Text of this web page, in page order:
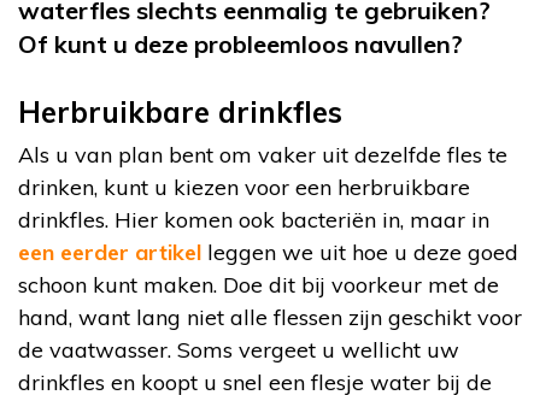
waterfles slechts eenmalig te gebruiken?
Of kunt u deze probleemloos navullen?
Herbruikbare drinkfles
Als u van plan bent om vaker uit dezelfde fles te
drinken, kunt u kiezen voor een herbruikbare
drinkfles. Hier komen ook bacteriën in, maar in
een eerder artikel leggen we uit hoe u deze goed
schoon kunt maken. Doe dit bij voorkeur met de
hand, want lang niet alle flessen zijn geschikt voor
de vaatwasser. Soms vergeet u wellicht uw
drinkfles en koopt u snel een flesje water bij de